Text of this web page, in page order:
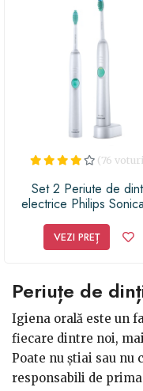
(76
Set 2 Periute de
electrice Philips
manere, 2 capete de
Numar de miscari/minut
Alb/Verde
VEZI PREȚ
Periuțe de
Igiena orală este un
fiecare dintre noi,
Poate nu știai sau nu
responsabili de